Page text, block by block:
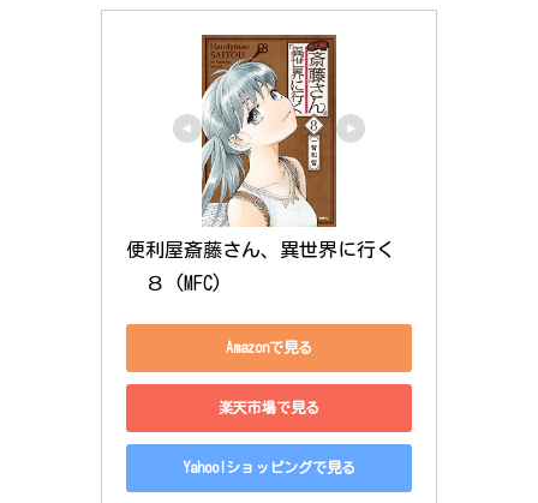
便利屋斎藤さん、異世界に行く
８ (MFC)
Amazonで見る
楽天市場で見る
Yahoo!ショッピングで見る